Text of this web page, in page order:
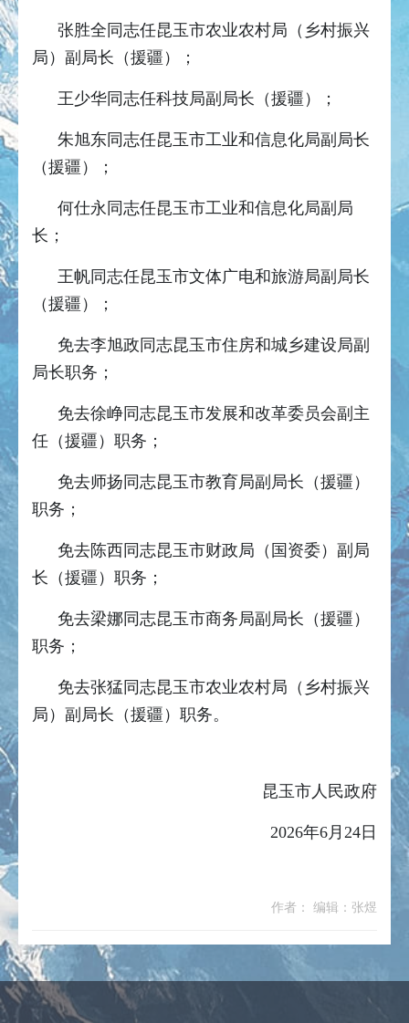
张胜全同志任昆玉市农业农村局（乡村振兴
局）副局长（援疆）；
王少华同志任科技局副局长（援疆）；
朱旭东同志任昆玉市工业和信息化局副局长
（援疆）；
何仕永同志任昆玉市工业和信息化局副局
长；
王帆同志任昆玉市文体广电和旅游局副局长
（援疆）；
免去李旭政同志昆玉市住房和城乡建设局副
局长职务；
免去徐峥同志昆玉市发展和改革委员会副主
任（援疆）职务；
免去师扬同志昆玉市教育局副局长（援疆）
职务；
免去陈西同志昆玉市财政局（国资委）副局
长（援疆）职务；
免去梁娜同志昆玉市商务局副局长（援疆）
职务；
免去张猛同志昆玉市农业农村局（乡村振兴
局）副局长（援疆）职务。
昆玉市人民政府
2026年6月24日
作者： 编辑：张煜